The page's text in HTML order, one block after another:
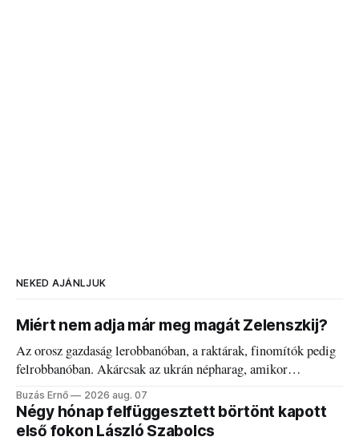
NEKED AJÁNLJUK
Miért nem adja már meg magát Zelenszkij?
Az orosz gazdaság lerobbanóban, a raktárak, finomítók pedig
felrobbanóban. Akárcsak az ukrán népharag, amikor
elégedetlen vezetőivel.
Buzás Ernő 2026 aug. 07
Négy hónap felfüggesztett börtönt kapott
első fokon László Szabolcs